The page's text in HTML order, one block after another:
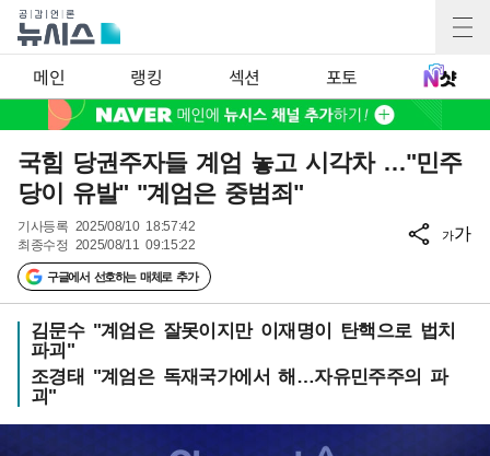
메인 랭킹 섹션 포토
국힘 당권주자들 계엄 놓고 시각차 …"민주
당이 유발" "계엄은 중범죄"
기사등록 2025/08/10 18:57:42
최종수정 2025/08/11 09:15:22
구글에서 선호하는 매체로 추가
가가
김문수 "계엄은 잘못이지만 이재명이 탄핵으로 법치
파괴"
조경태 "계엄은 독재국가에서 해…자유민주주의 파
괴"